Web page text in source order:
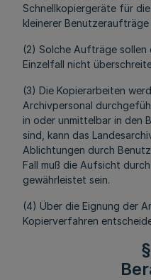
Schnellkopiergeräte für
kleinerer
(2) Solche Aufträge sollen
Einzelfall nicht
(3) Die Kopierarbeiten
Archivpersonal
in oder unmittelbar in den
sind, kann das
Ablichtungen durch
Fall muß die Aufsicht
gewährleistet sein.
(4) Über die Eignung der
Kopierverfahren